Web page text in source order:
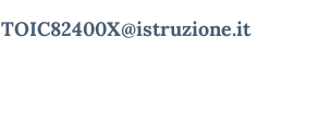
TOIC82400X@istruzione.it